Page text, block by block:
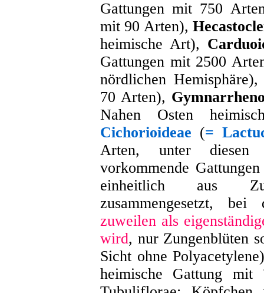
Gattungen mit 750
mit 90 Arten),
heimische Art),
Gattungen mit 2500
nördlichen
70 Arten),
Nahen Osten
Cichorioideae (=
Arten, unter
vorkommende
einheitlich aus
zusammengesetzt,
zuweilen als
wird, nur Zungenblüten
Sicht ohne
heimische Gattung